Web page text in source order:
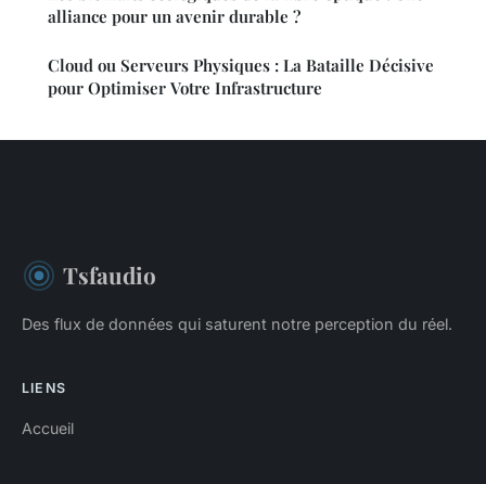
alliance pour un avenir durable ?
Cloud ou Serveurs Physiques : La Bataille Décisive
pour Optimiser Votre Infrastructure
Tsfaudio
Des flux de données qui saturent notre perception du réel.
LIENS
Accueil